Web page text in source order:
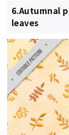
6.Autumnal
leaves